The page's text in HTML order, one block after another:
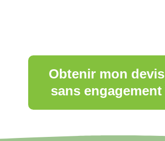
Obtenir mon devis
sans engagement